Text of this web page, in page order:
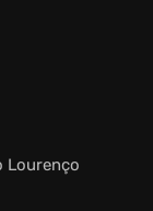
Lourenço